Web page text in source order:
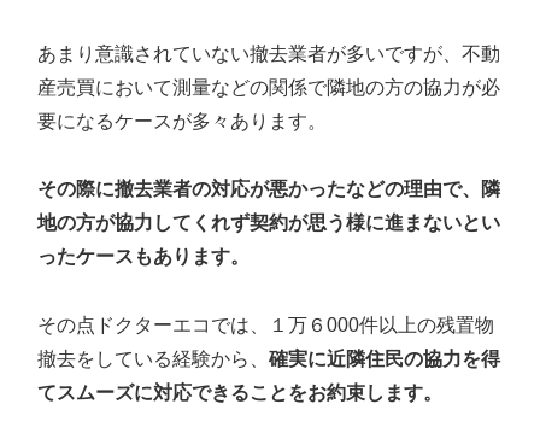
あまり意識されていない撤去業者が多いですが、不動
産売買において測量などの関係で隣地の方の協力が必
要になるケースが多々あります。
その際に撤去業者の対応が悪かったなどの理由で、隣
地の方が協力してくれず契約が思う様に進まないとい
ったケースもあります。
その点ドクターエコでは、１万６000件以上の残置物
撤去をしている経験から、 確実に近隣住民の協力を得
てスムーズに対応できることをお約束します。